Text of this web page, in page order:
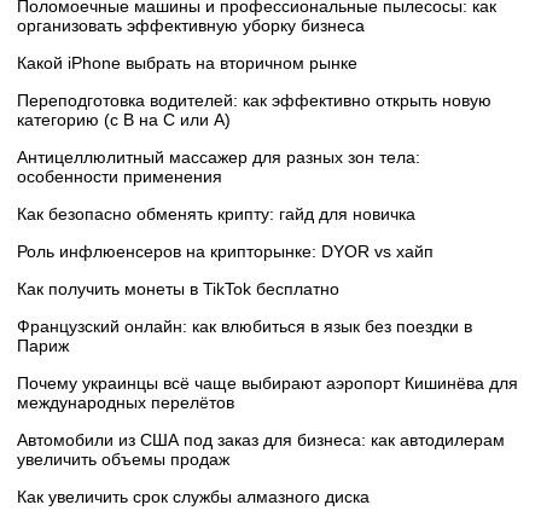
Поломоечные машины и профессиональные пылесосы: как
организовать эффективную уборку бизнеса
Какой iPhone выбрать на вторичном рынке
Переподготовка водителей: как эффективно открыть новую
категорию (с B на C или А)
Антицеллюлитный массажер для разных зон тела:
особенности применения
Как безопасно обменять крипту: гайд для новичка
Роль инфлюенсеров на крипторынке: DYOR vs хайп
Как получить монеты в TikTok бесплатно
Французский онлайн: как влюбиться в язык без поездки в
Париж
Почему украинцы всё чаще выбирают аэропорт Кишинёва для
международных перелётов
Автомобили из США под заказ для бизнеса: как автодилерам
увеличить объемы продаж
Как увеличить срок службы алмазного диска